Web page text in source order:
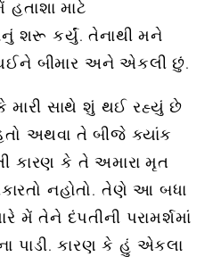
માટે
શરૂ કર્યું. તેનાથી મને
બીમાર અને એકલી છું.
મારી સાથે શું થઈ રહ્યું છે
અથવા તે બીજે ક્યાંક
કારણ કે તે અમારા મૃત
નહોતો. તેણે આ બધા
મેં તેને દંપતીની પરામર્શમાં
પાડી. કારણ કે હું એકલા